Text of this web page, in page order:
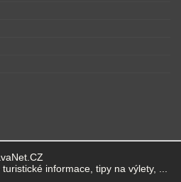
turistické informace, tipy na výlety, ...